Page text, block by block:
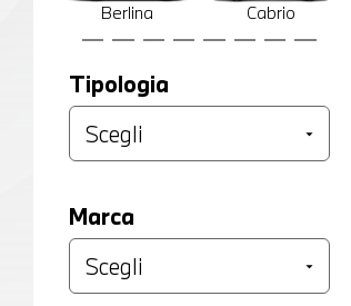
Berlina Cabrio
Tipologia
Marca